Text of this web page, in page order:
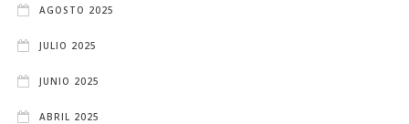
AGOSTO 2025
JULIO 2025
JUNIO 2025
ABRIL 2025